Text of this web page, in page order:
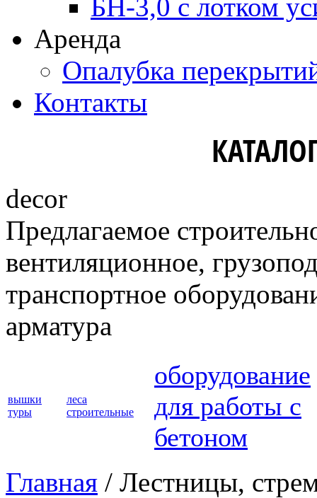
БН-3,0 с лотком
Аренда
Опалубка
Контакты
decor
Предлагаемое
вентиляционное,
транспортное
арматура
вышки
туры
леса
строительные
оборудование
для работы с
бетоном
Главная / Лестницы,